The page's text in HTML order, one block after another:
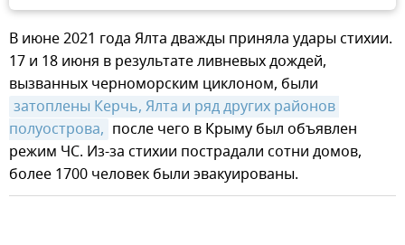
В июне 2021 года Ялта дважды приняла удары стихии.
17 и 18 июня в результате ливневых дождей,
вызванных черноморским циклоном, были
затоплены Керчь, Ялта и ряд других районов
полуострова, после чего в Крыму был объявлен
режим ЧС. Из-за стихии пострадали сотни домов,
более 1700 человек были эвакуированы.